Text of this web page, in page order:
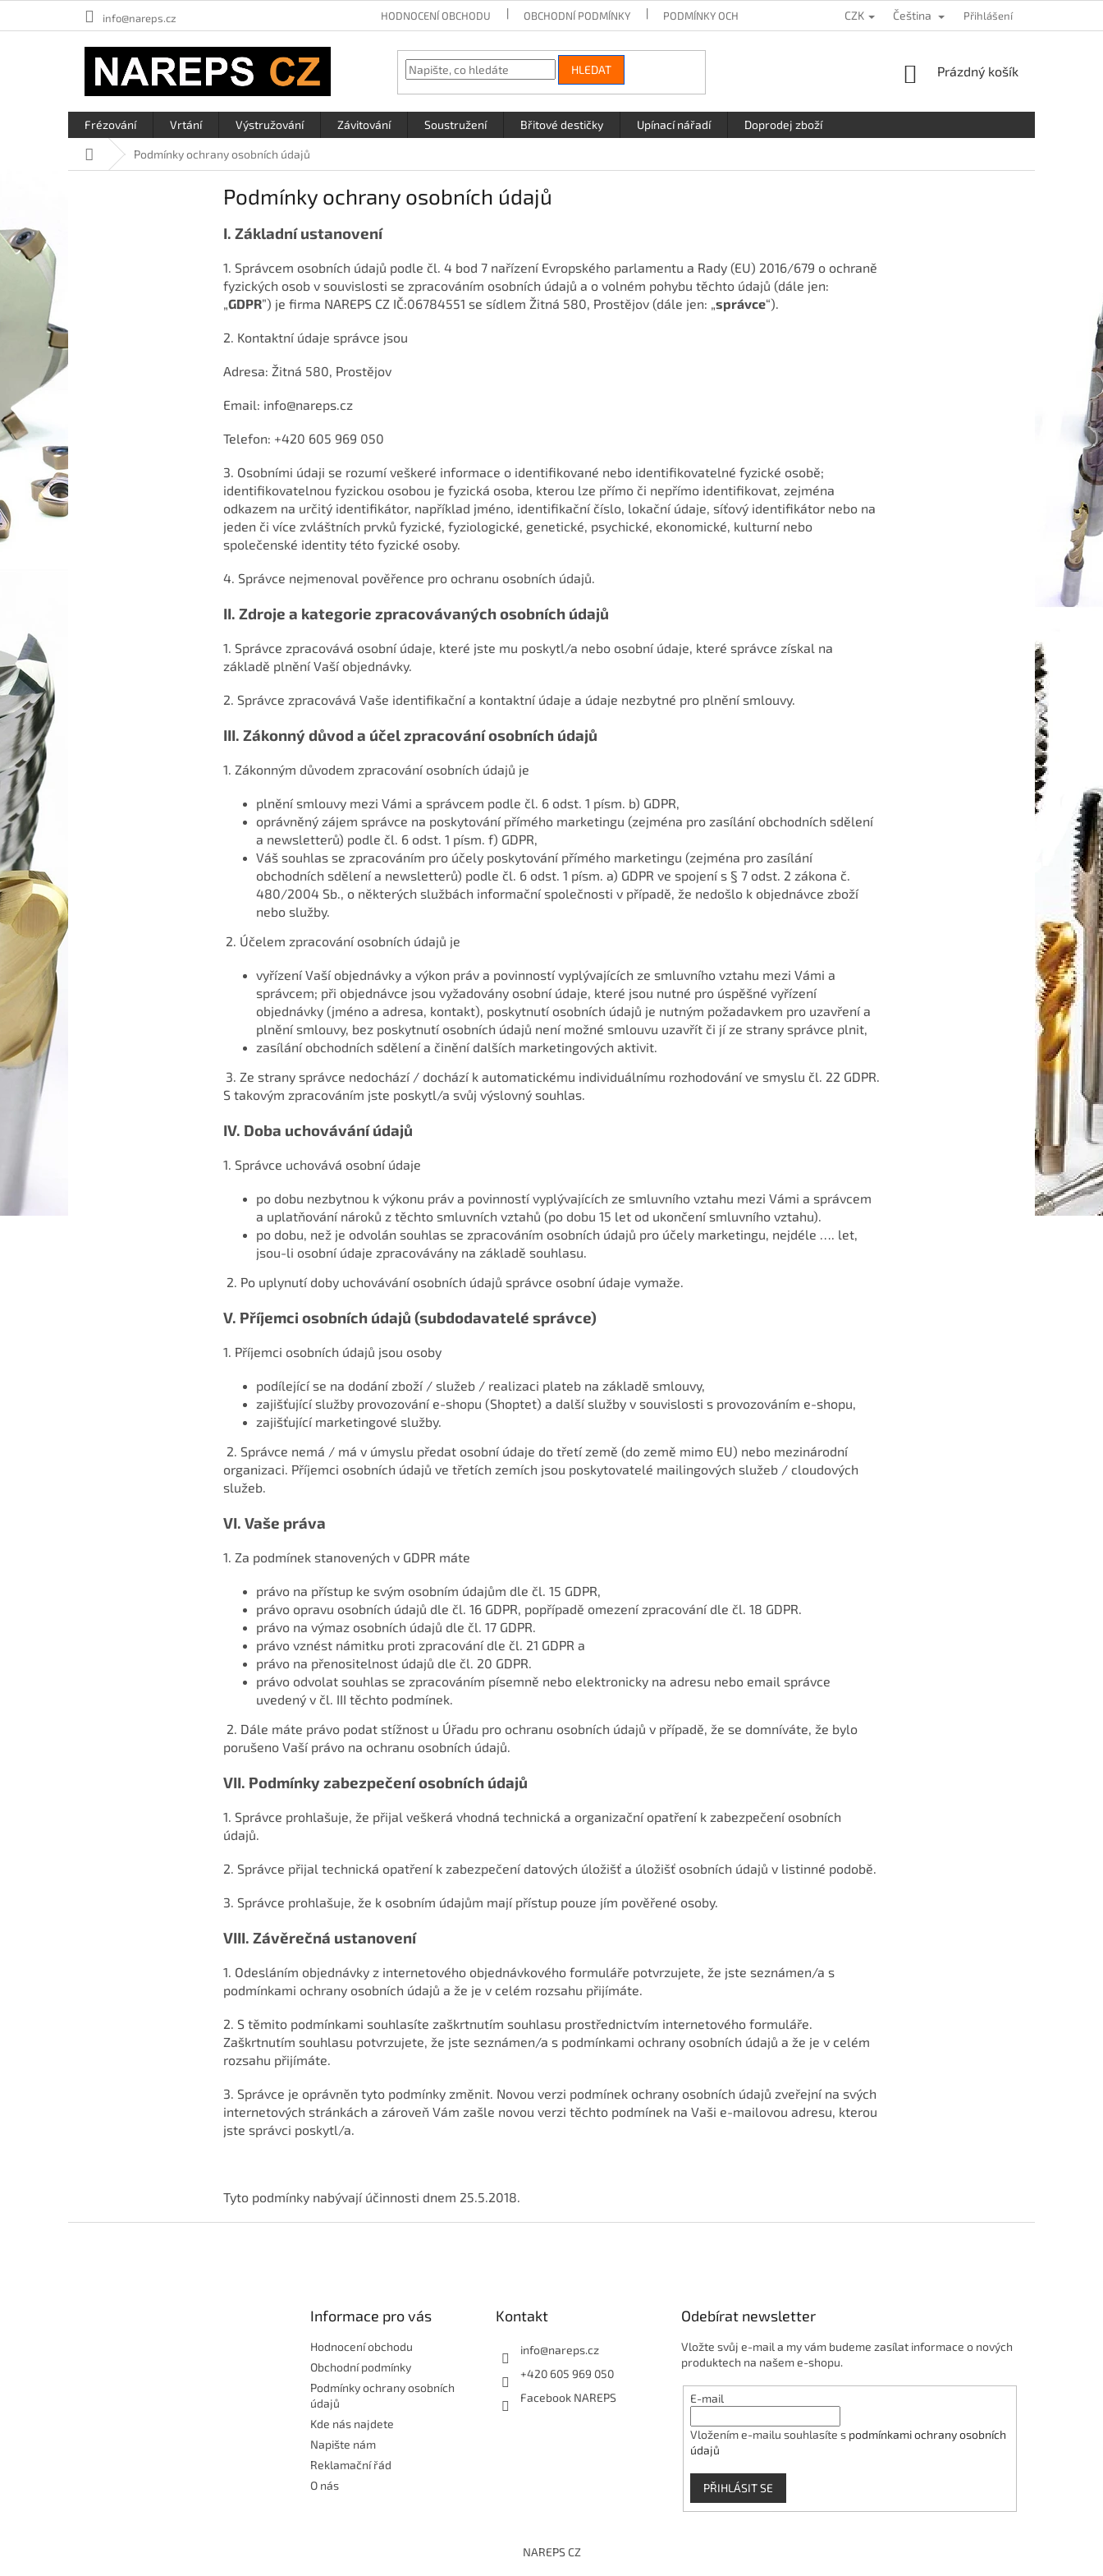
info@nareps.cz HODNOCENÍ OBCHODU OBCHODNÍ PODMÍNKY PODMÍNKY OCHRANY OSOBNÍCH ÚDAJŮ KDE NÁS NAJDETE NAPIŠTE NÁM
CZK Čeština Přihlášení
HLEDAT
NÁKUPNÍ
Prázdný košík
Frézování Vrtání Výstružování Závitování Soustružení Břitové destičky Upínací nářadí Doprodej zboží
Domů Podmínky ochrany osobních údajů
Podmínky ochrany osobních údajů
I. Základní ustanovení
1. Správcem osobních údajů podle čl. 4 bod 7 nařízení Evropského parlamentu a Rady (EU) 2016/679 o ochraně
fyzických osob v souvislosti se zpracováním osobních údajů a o volném pohybu těchto údajů (dále jen:
„GDPR”) je firma NAREPS CZ IČ:06784551 se sídlem Žitná 580, Prostějov (dále jen: „správce“).
2. Kontaktní údaje správce jsou
Adresa: Žitná 580, Prostějov
Email: info@nareps.cz
Telefon: +420 605 969 050
3. Osobními údaji se rozumí veškeré informace o identifikované nebo identifikovatelné fyzické osobě;
identifikovatelnou fyzickou osobou je fyzická osoba, kterou lze přímo či nepřímo identifikovat, zejména
odkazem na určitý identifikátor, například jméno, identifikační číslo, lokační údaje, síťový identifikátor nebo na
jeden či více zvláštních prvků fyzické, fyziologické, genetické, psychické, ekonomické, kulturní nebo
společenské identity této fyzické osoby.
4. Správce nejmenoval pověřence pro ochranu osobních údajů.
II. Zdroje a kategorie zpracovávaných osobních údajů
1. Správce zpracovává osobní údaje, které jste mu poskytl/a nebo osobní údaje, které správce získal na
základě plnění Vaší objednávky.
2. Správce zpracovává Vaše identifikační a kontaktní údaje a údaje nezbytné pro plnění smlouvy.
III. Zákonný důvod a účel zpracování osobních údajů
1. Zákonným důvodem zpracování osobních údajů je
plnění smlouvy mezi Vámi a správcem podle čl. 6 odst. 1 písm. b) GDPR,
oprávněný zájem správce na poskytování přímého marketingu (zejména pro zasílání obchodních sdělení
a newsletterů) podle čl. 6 odst. 1 písm. f) GDPR,
Váš souhlas se zpracováním pro účely poskytování přímého marketingu (zejména pro zasílání
obchodních sdělení a newsletterů) podle čl. 6 odst. 1 písm. a) GDPR ve spojení s § 7 odst. 2 zákona č.
480/2004 Sb., o některých službách informační společnosti v případě, že nedošlo k objednávce zboží
nebo služby.
2. Účelem zpracování osobních údajů je
vyřízení Vaší objednávky a výkon práv a povinností vyplývajících ze smluvního vztahu mezi Vámi a
správcem; při objednávce jsou vyžadovány osobní údaje, které jsou nutné pro úspěšné vyřízení
objednávky (jméno a adresa, kontakt), poskytnutí osobních údajů je nutným požadavkem pro uzavření a
plnění smlouvy, bez poskytnutí osobních údajů není možné smlouvu uzavřít či jí ze strany správce plnit,
zasílání obchodních sdělení a činění dalších marketingových aktivit.
3. Ze strany správce nedochází / dochází k automatickému individuálnímu rozhodování ve smyslu čl. 22 GDPR.
S takovým zpracováním jste poskytl/a svůj výslovný souhlas.
IV. Doba uchovávání údajů
1. Správce uchovává osobní údaje
po dobu nezbytnou k výkonu práv a povinností vyplývajících ze smluvního vztahu mezi Vámi a správcem
a uplatňování nároků z těchto smluvních vztahů (po dobu 15 let od ukončení smluvního vztahu).
po dobu, než je odvolán souhlas se zpracováním osobních údajů pro účely marketingu, nejdéle …. let,
jsou-li osobní údaje zpracovávány na základě souhlasu.
2. Po uplynutí doby uchovávání osobních údajů správce osobní údaje vymaže.
V. Příjemci osobních údajů (subdodavatelé správce)
1. Příjemci osobních údajů jsou osoby
podílející se na dodání zboží / služeb / realizaci plateb na základě smlouvy,
zajišťující služby provozování e-shopu (Shoptet) a další služby v souvislosti s provozováním e-shopu,
zajišťující marketingové služby.
2. Správce nemá / má v úmyslu předat osobní údaje do třetí země (do země mimo EU) nebo mezinárodní
organizaci. Příjemci osobních údajů ve třetích zemích jsou poskytovatelé mailingových služeb / cloudových
služeb.
VI. Vaše práva
1. Za podmínek stanovených v GDPR máte
právo na přístup ke svým osobním údajům dle čl. 15 GDPR,
právo opravu osobních údajů dle čl. 16 GDPR, popřípadě omezení zpracování dle čl. 18 GDPR.
právo na výmaz osobních údajů dle čl. 17 GDPR.
právo vznést námitku proti zpracování dle čl. 21 GDPR a
právo na přenositelnost údajů dle čl. 20 GDPR.
právo odvolat souhlas se zpracováním písemně nebo elektronicky na adresu nebo email správce
uvedený v čl. III těchto podmínek.
2. Dále máte právo podat stížnost u Úřadu pro ochranu osobních údajů v případě, že se domníváte, že bylo
porušeno Vaší právo na ochranu osobních údajů.
VII. Podmínky zabezpečení osobních údajů
1. Správce prohlašuje, že přijal veškerá vhodná technická a organizační opatření k zabezpečení osobních
údajů.
2. Správce přijal technická opatření k zabezpečení datových úložišť a úložišť osobních údajů v listinné podobě.
3. Správce prohlašuje, že k osobním údajům mají přístup pouze jím pověřené osoby.
VIII. Závěrečná ustanovení
1. Odesláním objednávky z internetového objednávkového formuláře potvrzujete, že jste seznámen/a s
podmínkami ochrany osobních údajů a že je v celém rozsahu přijímáte.
2. S těmito podmínkami souhlasíte zaškrtnutím souhlasu prostřednictvím internetového formuláře.
Zaškrtnutím souhlasu potvrzujete, že jste seznámen/a s podmínkami ochrany osobních údajů a že je v celém
rozsahu přijímáte.
3. Správce je oprávněn tyto podmínky změnit. Novou verzi podmínek ochrany osobních údajů zveřejní na svých
internetových stránkách a zároveň Vám zašle novou verzi těchto podmínek na Vaši e-mailovou adresu, kterou
jste správci poskytl/a.
Tyto podmínky nabývají účinnosti dnem 25.5.2018.
Informace pro vás
Hodnocení obchodu
Obchodní podmínky
Podmínky ochrany osobních
údajů
Kde nás najdete
Napište nám
Reklamační řád
O nás
Kontakt
info@nareps.cz
+420 605 969 050
Facebook NAREPS
Odebírat newsletter
Vložte svůj e-mail a my vám budeme zasílat informace o nových
produktech na našem e-shopu.
E-mail
Vložením e-mailu souhlasíte s podmínkami ochrany osobních
údajů
PŘIHLÁSIT SE
NAREPS CZ